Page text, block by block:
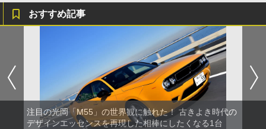
おすすめ記事
注目の光岡「M55」の世界観に触れた！ 古きよき時代の
デザインエッセンスを再現した相棒にしたくなる1台